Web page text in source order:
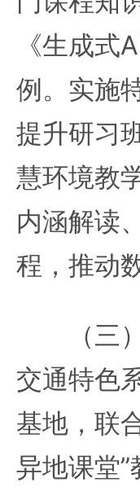
《生成
例。实施
提升研习
慧环境教
内涵解读
程，推动
（三）
交通特色
基地，联
异地课堂